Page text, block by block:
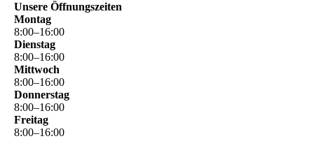
Unsere Öffnungszeiten
Montag
8:00–16:00
Dienstag
8:00–16:00
Mittwoch
8:00–16:00
Donnerstag
8:00–16:00
Freitag
8:00–16:00